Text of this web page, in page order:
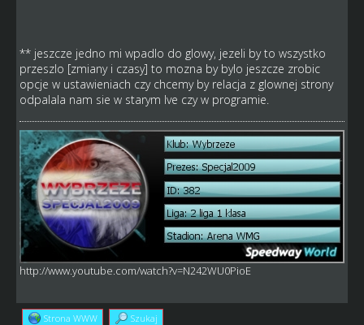
** jeszcze jedno mi wpadlo do glowy, jezeli by to wszystko
przeszlo [zmiany i czasy] to mozna by bylo jeszcze zrobic
opcje w ustawieniach czy chcemy by relacja z glownej strony
odpalala nam sie w starym lve czy w programie.
http://www.youtube.com/watch?v=N242WU0PioE
Strona WWW Szukaj